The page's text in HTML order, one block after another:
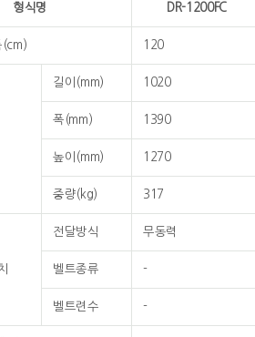
형식명 DR-1200FC
(cm) 120
길이(mm) 1020
폭(mm) 1390
높이(mm) 1270
중량(kg) 317
전달방식 무동력
벨트종류 -
벨트련수 -